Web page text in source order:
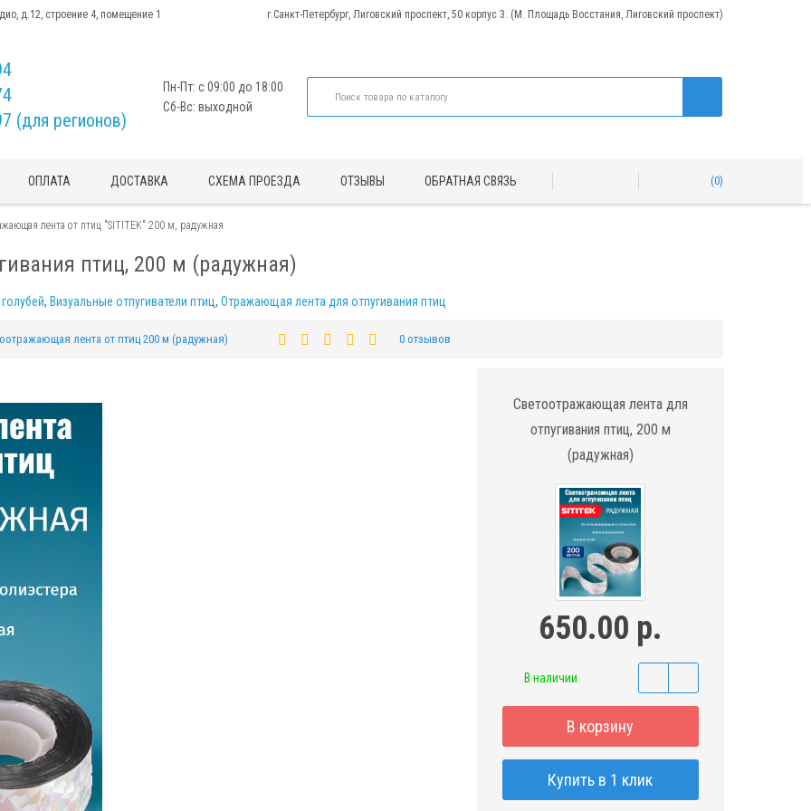
д.12, строение 4, помещение 1 г.Санкт-Петербург, Лиговский проспект, 50 корпус 3. (М. Площадь Восстания, Лиговский проспект)
(для регионов)
Пн-Пт: с 09:00 до 18:00
Сб-Вс: выходной
ОПЛАТА ДОСТАВКА СХЕМА ПРОЕЗДА ОТЗЫВЫ ОБРАТНАЯ СВЯЗЬ 0
лента от птиц "SITITEK" 200 м, радужная
птиц, 200 м (радужная)
, Визуальные отпугиватели птиц, Отражающая лента для отпугивания птиц
лента от птиц 200 м (радужная) 0 отзывов
Светоотражающая лента для
отпугивания птиц, 200 м
(радужная)
650.00 р.
В наличии
В корзину
Купить в 1 клик